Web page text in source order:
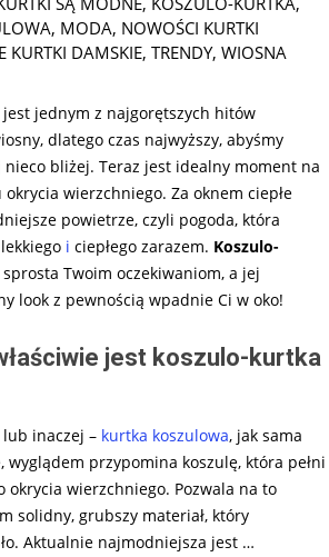
, MODA, NOWOŚCI KURTKI
KURTKI DAMSKIE, TRENDY, WIOSNA
jest jednym z najgorętszych hitów
dlatego czas najwyższy, abyśmy
nieco bliżej. Teraz jest idealny moment na
wierzchniego. Za oknem ciepłe
powietrze, czyli pogoda, która
i ciepłego zarazem. Koszulo-
sprosta Twoim oczekiwaniom, a jej
look z pewnością wpadnie Ci w oko!
jest koszulo-kurtka
lub inaczej – kurtka koszulowa, jak sama
wyglądem przypomina koszulę, która pełni
okrycia wierzchniego. Pozwala na to
solidny, grubszy materiał, który
Aktualnie najmodniejsza jest …